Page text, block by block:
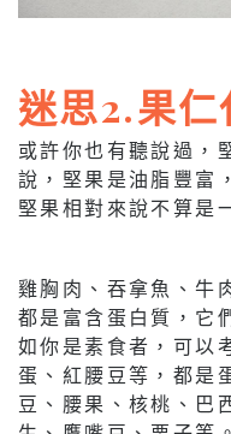
迷思2.果仁
或許你也有聽說過，
說，堅果是油脂豐富
堅果相對來說不算是
雞胸肉、吞拿魚、牛
都是富含蛋白質，它
如你是素食者，可以
蛋、紅腰豆等，都是
豆、腰果、核桃、巴